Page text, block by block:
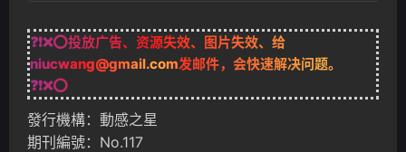
❓❗❌⭕投放广告、资源失效、图片失效、给
niucwang@gmail.com发邮件，会快速解决问题。
❓❗❌⭕
發行機構：動感之星
期刊編號：No.117